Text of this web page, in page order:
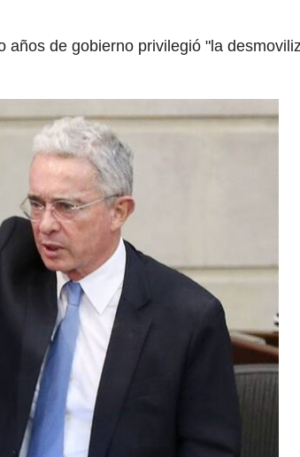
años de gobierno privilegió "la